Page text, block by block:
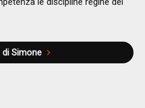
di Simone